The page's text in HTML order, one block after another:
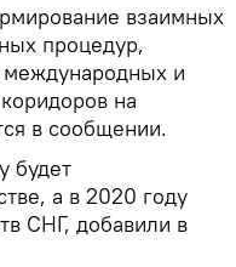
взаимных
процедур,
и
на
в сообщении.
будет
а в 2020 году
СНГ, добавили в